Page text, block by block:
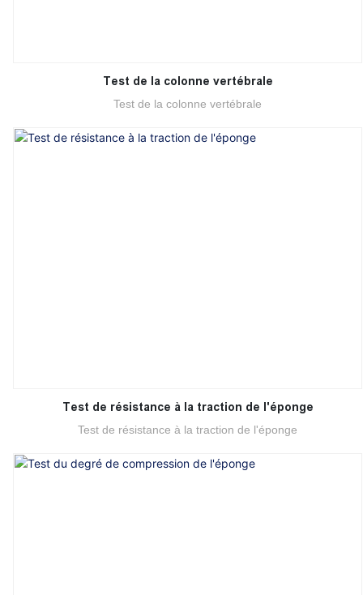
Test de la colonne vertébrale
Test de la colonne vertébrale
Test de résistance à la traction de l'éponge
Test de résistance à la traction de l'éponge